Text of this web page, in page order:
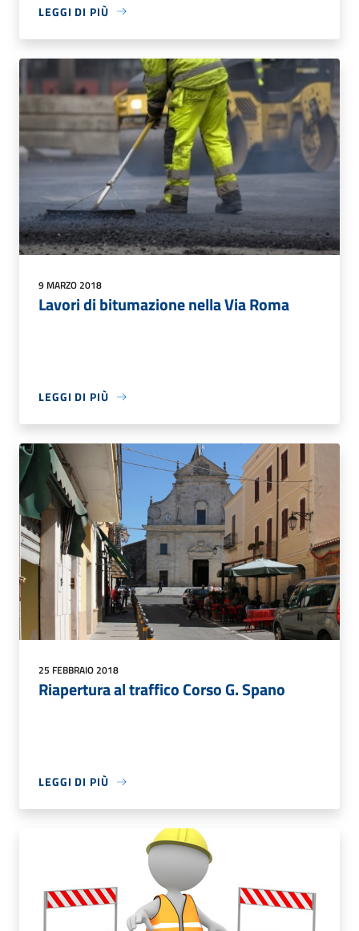
LEGGI DI PIÙ
9 MARZO 2018
Lavori di bitumazione nella Via Roma
LEGGI DI PIÙ
25 FEBBRAIO 2018
Riapertura al traffico Corso G. Spano
LEGGI DI PIÙ